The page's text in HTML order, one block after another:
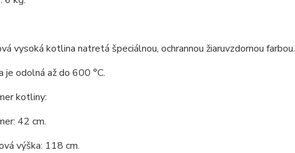
vysoká kotlina natretá špeciálnou, ochrannou žiaruvzdornou farbou.
je odolná až do 600 °C.
kotliny:
42 cm.
výška: 118 cm.